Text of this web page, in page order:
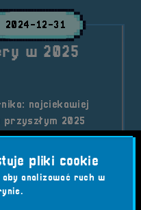
2024-12-31
w 2025
najciekawiej
2025
pliki cookie
analizować ruch w